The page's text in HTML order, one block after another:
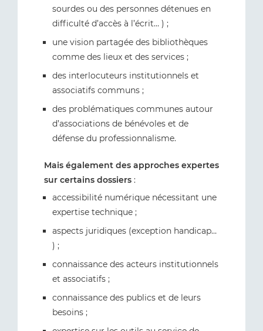
sourdes ou des personnes détenues en
difficulté d’accès à l’écrit… ) ;
une vision partagée des bibliothèques
comme des lieux et des services ;
des interlocuteurs institutionnels et
associatifs communs ;
des problématiques communes autour
d’associations de bénévoles et de
défense du professionnalisme.
Mais également des approches expertes
sur certains dossiers :
accessibilité numérique nécessitant une
expertise technique ;
aspects juridiques (exception handicap…
) ;
connaissance des acteurs institutionnels
et associatifs ;
connaissance des publics et de leurs
besoins ;